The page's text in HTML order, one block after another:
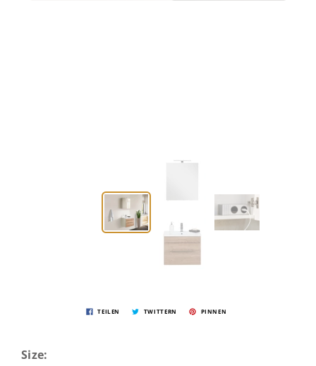
TEILEN TWITTERN PINNEN
Size: